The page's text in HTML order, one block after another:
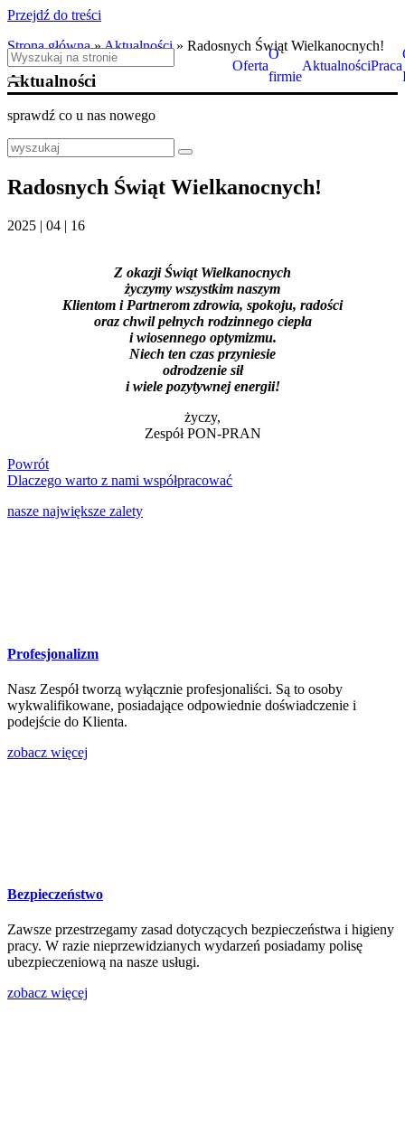
Przejdź do treści
Oferta
O
firmie
AktualnościPraca
Strona główna»Aktualności» Radosnych Świąt Wielkanocnych!
Aktualności
sprawdź co u nas nowego
Radosnych Świąt Wielkanocnych!
2025 | 04 | 16
Z okazji Świąt Wielkanocnych
życzymy wszystkim naszym
Klientom i Partnerom zdrowia, spokoju, radości
oraz chwil pełnych rodzinnego ciepła
i wiosennego optymizmu.
Niech ten czas przyniesie
odrodzenie sił
i wiele pozytywnej energii!
życzy,
Zespół PON-PRAN
Powrót
Dlaczego warto z nami współpracować
nasze największe zalety
Profesjonalizm
Nasz Zespół tworzą wyłącznie profesjonaliści. Są to osoby
wykwalifikowane, posiadające odpowiednie doświadczenie i
podejście do Klienta.
zobacz więcej
Bezpieczeństwo
Zawsze przestrzegamy zasad dotyczących bezpieczeństwa i higieny
pracy. W razie nieprzewidzianych wydarzeń posiadamy polisę
ubezpieczeniową na nasze usługi.
zobacz więcej